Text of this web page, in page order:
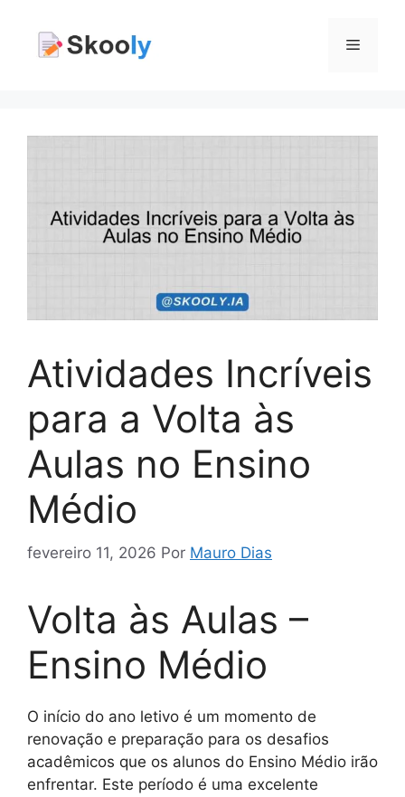
Menu
Atividades Incríveis
para a Volta às
Aulas no Ensino
Médio
fevereiro 11, 2026 Por Mauro Dias
Volta às Aulas –
Ensino Médio
O início do ano letivo é um momento de
renovação e preparação para os desafios
acadêmicos que os alunos do Ensino Médio irão
enfrentar. Este período é uma excelente